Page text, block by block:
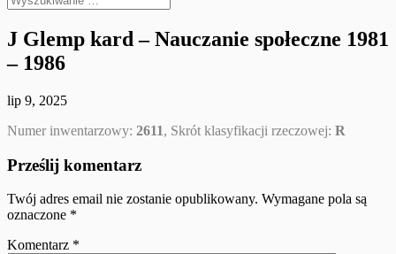
J Glemp kard – Nauczanie społeczne 1981
– 1986
lip 9, 2025
Numer inwentarzowy: 2611, Skrót klasyfikacji rzeczowej: R
Prześlij komentarz
Twój adres email nie zostanie opublikowany. Wymagane pola są
oznaczone *
Komentarz *